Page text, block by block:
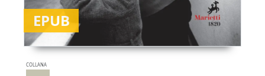
EPUB
COLLANA